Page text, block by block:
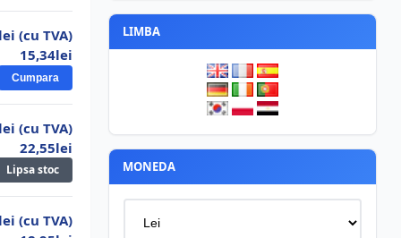
(cu TVA)
15,34lei
Cumpara
(cu TVA)
22,55lei
Lipsa stoc
(cu TVA)
07.Bec leduri 11W lumina rece HQ
5,48lei
Bec leduri 18W E27 alb rece
6,76lei
10.Bec leduri 9W E27 alb rece
LIMBA
MONEDA